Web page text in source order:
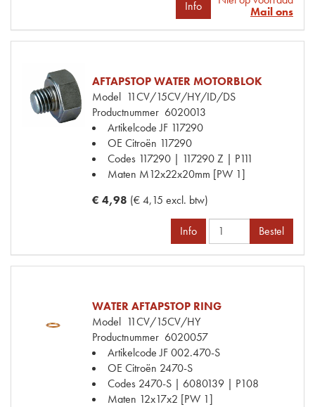
Info
Mail ons
AFTAPSTOP WATER MOTORBLOK
Model 11CV/15CV/HY/ID/DS
Productnummer 6020013
Artikelcode JF 117290
OE Citroën 117290
Codes 117290 | 117290 Z | P111
Maten M12x22x20mm [PW 1]
€ 4,98 (€ 4,15 excl. btw)
Info Bestel
WATER AFTAPSTOP RING
Model 11CV/15CV/HY
Productnummer 6020057
Artikelcode JF002.470-S
OE Citroën 2470-S
Codes 2470-S | 6080139 | P108
Maten 12x17x2 [PW 1]